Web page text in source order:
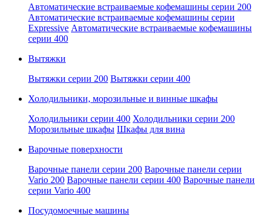
Автоматические встраиваемые кофемашины серии 200
Автоматические встраиваемые кофемашины серии
Expressive Автоматические встраиваемые кофемашины
серии 400
Вытяжки
Вытяжки серии 200 Вытяжки серии 400
Холодильники, морозильные и винные шкафы
Холодильники серии 400 Холодильники серии 200
Морозильные шкафы Шкафы для вина
Варочные поверхности
Варочные панели серии 200 Варочные панели серии
Vario 200 Варочные панели серии 400 Варочные панели
серии Vario 400
Посудомоечные машины